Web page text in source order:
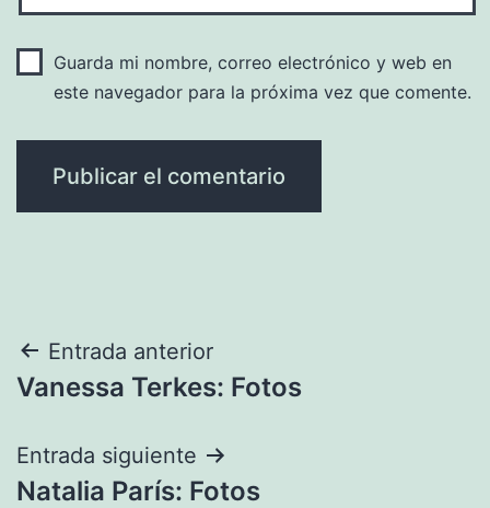
Guarda mi nombre, correo electrónico y web en
este navegador para la próxima vez que comente.
Navegación
de
entradas
Entrada anterior
Vanessa Terkes: Fotos
Entrada siguiente
Natalia París: Fotos